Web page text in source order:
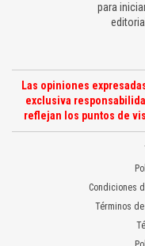
para
Las opiniones
exclusiva
reflejan los puntos de
Condiciones
Términos